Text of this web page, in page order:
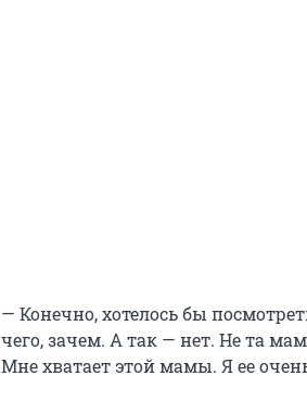
— Конечно, хотелось бы
чего, зачем. А так — нет. Не та
Мне хватает этой мамы. Я ее